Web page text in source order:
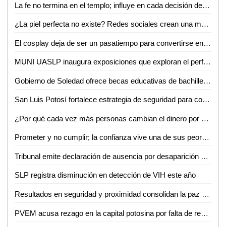
La fe no termina en el templo; influye en cada decisión de la vida: Miguel Ángel Lutzow
¿La piel perfecta no existe? Redes sociales crean una meta imposible
El cosplay deja de ser un pasatiempo para convertirse en una expresión artística
MUNI UASLP inaugura exposiciones que exploran el performance y la ilustración contemporánea
Gobierno de Soledad ofrece becas educativas de bachillerato y universitarias
San Luis Potosí fortalece estrategia de seguridad para consolidar entornos en paz
¿Por qué cada vez más personas cambian el dinero por paz mental?
Prometer y no cumplir; la confianza vive una de sus peores crisis
Tribunal emite declaración de ausencia por desaparición de potosino
SLP registra disminución en detección de VIH este año
Resultados en seguridad y proximidad consolidan la paz y tranquilidad de las familias
PVEM acusa rezago en la capital potosina por falta de resultados municipales